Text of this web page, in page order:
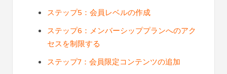
ステップ5：会員レベルの作成
ステップ6：メンバーシッププランへのアク
セスを制限する
ステップ7：会員限定コンテンツの追加